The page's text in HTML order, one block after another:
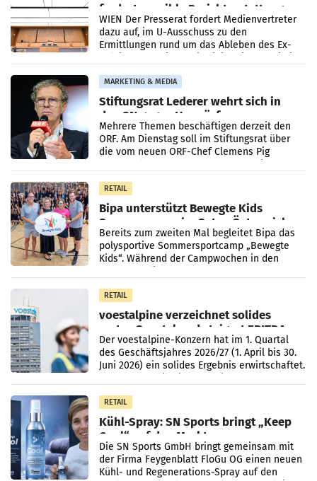
fordert sensible Berichterstattung
WIEN Der Presserat fordert Medienvertreter
dazu auf, im U-Ausschuss zu den
Ermittlungen rund um das Ableben des Ex-
MARKETING & MEDIA
Stiftungsrat Lederer wehrt sich in
den SN gegen Vorwürfe
Mehrere Themen beschäftigen derzeit den
ORF. Am Dienstag soll im Stiftungsrat über
die vom neuen ORF-Chef Clemens Pig
RETAIL
Bipa unterstützt Bewegte Kids
Sommercamps im Osten Österreichs
Bereits zum zweiten Mal begleitet Bipa das
polysportive Sommersportcamp „Bewegte
Kids“. Während der Campwochen in den
RETAIL
voestalpine verzeichnet solides
erstes Quartal und steigert EBITDA
Der voestalpine-Konzern hat im 1. Quartal
des Geschäftsjahres 2026/27 (1. April bis 30.
Juni 2026) ein solides Ergebnis erwirtschaftet.
RETAIL
Kühl-Spray: SN Sports bringt „Keep
Cool“ auf den Markt
Die SN Sports GmbH bringt gemeinsam mit
der Firma Feygenblatt FloGu OG einen neuen
Kühl- und Regenerations-Spray auf den